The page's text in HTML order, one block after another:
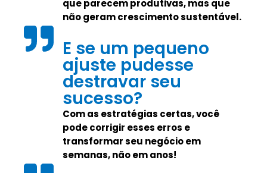
que parecem produtivas, mas que
não geram crescimento sustentável.
E se um pequeno
ajuste pudesse
destravar seu
sucesso?
Com as estratégias certas, você
pode corrigir esses erros e
transformar seu negócio em
semanas, não em anos!